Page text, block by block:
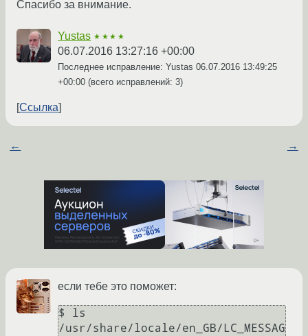
Спасибо за внимание.
Yustas ★★★★
06.07.2016 13:27:16 +00:00
Последнее исправление: Yustas 06.07.2016 13:49:25
+00:00 (всего исправлений: 3)
Ссылка
← →
если тебе это поможет:
$ ls
/usr/share/locale/en_GB/LC_MESSAG